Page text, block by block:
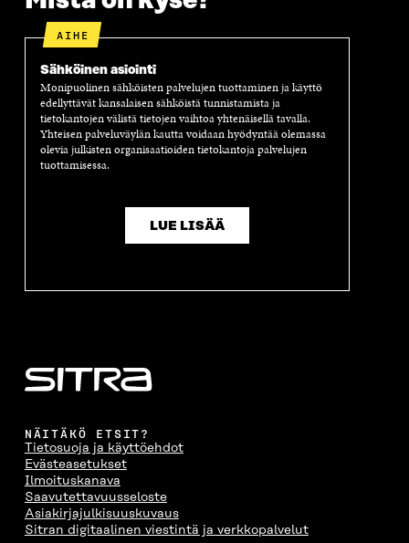
AIHE
Sähköinen asiointi
Monipuolinen sähköisten palvelujen tuottaminen ja käyttö
edellyttävät kansalaisen sähköistä tunnistamista ja
tietokantojen välistä tietojen vaihtoa yhtenäisellä tavalla.
Yhteisen palveluväylän kautta voidaan hyödyntää olemassa
olevia julkisten organisaatioiden tietokantoja palvelujen
tuottamisessa.
LUE LISÄÄ
NÄITÄKÖ ETSIT?
Tietosuoja ja käyttöehdot
Evästeasetukset
Ilmoituskanava
Saavutettavuusseloste
Asiakirjajulkisuuskuvaus
Sitran digitaalinen viestintä ja verkkopalvelut